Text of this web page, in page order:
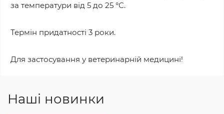
за температури від 5 до 25 °С.
Термін придатності 3 роки.
Для застосування у ветеринарній медицині!
Наші новинки